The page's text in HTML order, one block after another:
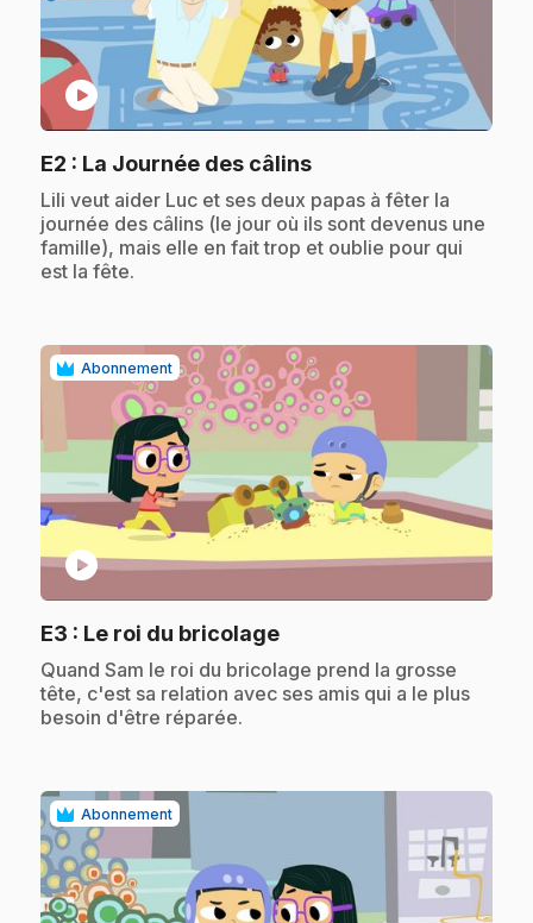
play_circle
E2 : La Journée des câlins.
.Lili veut aider Luc et ses deux papas à fêter la
journée des câlins (le jour où ils sont devenus une
famille), mais elle en fait trop et oublie pour qui
est la fête.
Abonnement
play_circle
E3 : Le roi du bricolage.
.Quand Sam le roi du bricolage prend la grosse
tête, c'est sa relation avec ses amis qui a le plus
besoin d'être réparée.
Abonnement